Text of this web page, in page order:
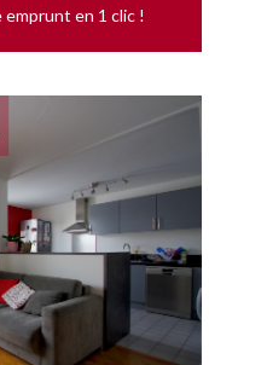
emprunt en 1 clic !